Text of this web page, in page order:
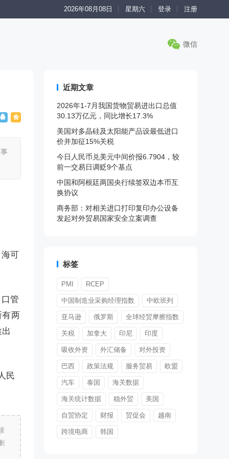
2026年08月08日 星期六 登录 注册
微信
可
管
有两
民
近期文章
2026年1-7月我国货物贸易进出口总值
30.13万亿元，同比增长17.3%
美国对多晶硅及太阳能产品设最低进口
价并加征15%关税
今日人民币兑美元中间价报6.7904，较
前一交易日调贬9个基点
中国和阿根廷两国央行续签双边本币互
换协议
商务部：对相关进口打印复印办公设备
发起对外贸易国家安全立案调查
标签
PMI RCEP
中国制造业采购经理指数 中欧班列
亚马逊 俄罗斯 全球经贸摩擦指数
关税 加拿大 印尼 印度
吸收外资 外汇储备 对外投资
巴西 政策法规 服务贸易 欧盟
汽车 泰国 海关数据
海关统计数据 稳外贸 美国
自贸协定 财报 贸促会 越南
跨境电商 韩国